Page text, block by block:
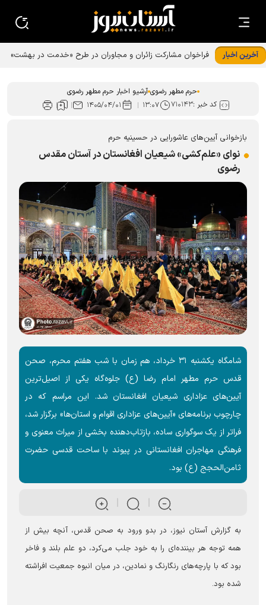
آخرین اخبار
فراخوان مشارکت زائران و مجاوران در طرح «خدمت در بهشت»
حرم مطهر رضوی آرشیو اخبار حرم مطهر رضوی
کد خبر :۷۱۰۱۴۳ ۱۳:۰۷ ۱۴۰۵/۰۴/۰۱
بازخوانی آیین‌های عاشورایی در حسینیه حرم
نوای «علم‌کشی» شیعیان افغانستان در آستان مقدس
رضوی
شامگاه یکشنبه ۳۱ خرداد، هم زمان با شب هفتم محرم، صحن
قدس حرم مطهر امام رضا (ع) جلوه‌گاه یکی از اصیل‌ترین
آیین‌های عزاداری شیعیان افغانستان شد. این مراسم که در
چارچوب برنامه‌های «آیین‌های عزاداری اقوام و استان‌ها» برگزار شد،
فراتر از یک سوگواری ساده، بازتاب‌دهنده بخشی از میراث معنوی و
فرهنگی مهاجران افغانستانی در پیوند با ساحت قدسی حضرت
ثامن‌الحجج (ع) بود.
به گزارش آستان نیوز، در بدو ورود به صحن قدس، آنچه بیش از
همه توجه هر بیننده‌ای را به خود جلب می‌کرد، دو علم بلند و فاخر
بود که با پارچه‌های رنگارنگ و نمادین، در میان انبوه جمعیت افراشته
شده بود.